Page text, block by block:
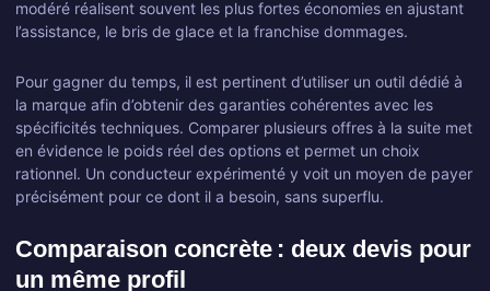
modéré réalisent souvent les plus fortes économies en ajustant
l’assistance, le bris de glace et la franchise dommages.
Pour gagner du temps, il est pertinent d’utiliser un outil dédié à
la marque afin d’obtenir des garanties cohérentes avec les
spécificités techniques. Comparer plusieurs offres à la suite met
en évidence le poids réel des options et permet un choix
rationnel. Un conducteur expérimenté y voit un moyen de payer
précisément pour ce dont il a besoin, sans superflu.
Comparaison concrète : deux devis pour
un même profil